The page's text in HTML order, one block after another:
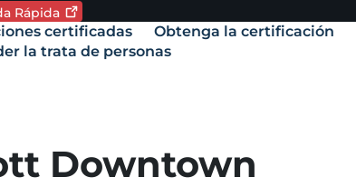
Idioma actual:
Rápida
certificadas Obtenga la certificación
la trata de personas
Downtown